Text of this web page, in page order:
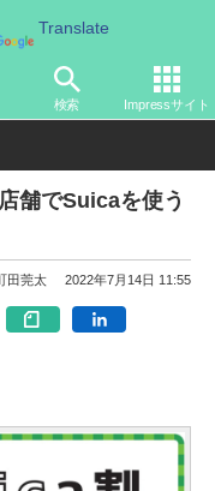
Translate
検索 Impressサイト
舗でSuicaを使う
田莞太 2022年7月14日 11:55